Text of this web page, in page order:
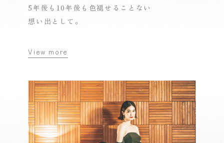
5年後も10年後も色褪せることない
想い出として。
View more